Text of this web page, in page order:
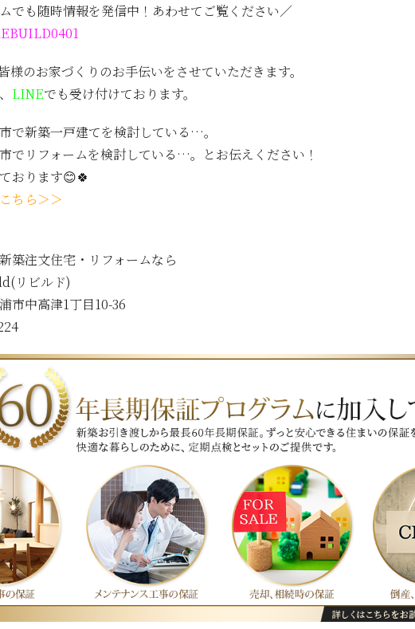
でも随時情報を発信中！あわせてご覧ください／
のお家づくりのお手伝いをさせていただきます。
LINEでも受け付けております。
で新築一戸建てを検討している…。
でリフォームを検討している…。とお伝えください！
おります😊🍀
ちら＞＞
築注文住宅・リフォームなら
リビルド)
市中高津1丁目10-36